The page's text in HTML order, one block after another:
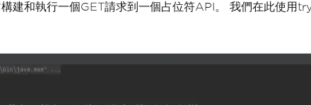
構建和執行一個GET請求到一個占位符API。 我們在此使